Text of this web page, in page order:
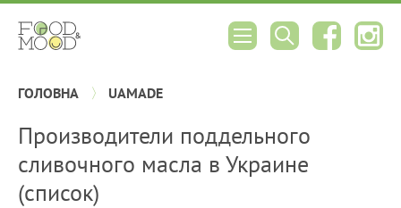
ГОЛОВНА UAMADE
Производители поддельного
сливочного масла в Украине
(список)